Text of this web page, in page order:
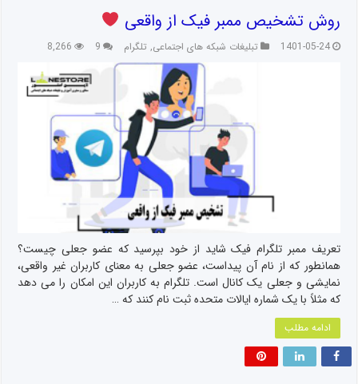
روش تشخیص ممبر فیک از واقعی
1401-05-24 تبلیغات شبکه های اجتماعی, تلگرام 9
8,266
تعریف ممبر تلگرام فیک شاید از خود بپرسید که عضو جعلی چیست؟
همانطور که از نام آن پیداست، عضو جعلی به معنای کاربران غیر واقعی،
نمایشی و جعلی یک کانال است. تلگرام به کاربران این امکان را می دهد
که مثلاً با یک شماره ایالات متحده ثبت نام کنند که …
ادامه مطلب